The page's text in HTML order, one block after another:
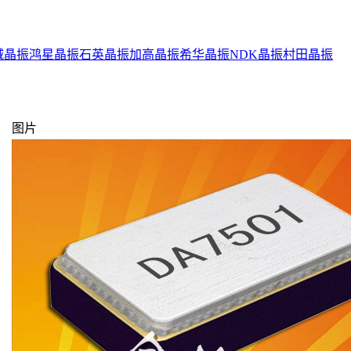
晶振鸿星晶振石英晶振加高晶振希华晶振NDK晶振村田晶振
图片